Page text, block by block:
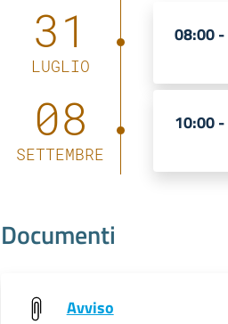
31
LUGLIO
08:00 -
08
SETTEMBRE
10:00 -
Documenti
Avviso